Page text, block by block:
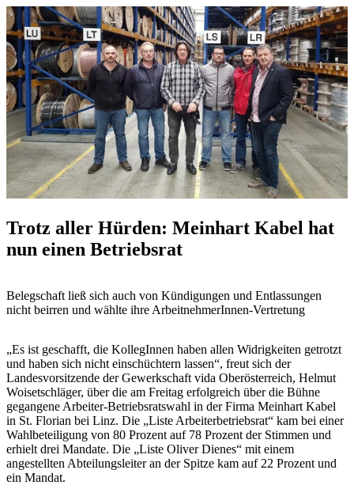
Trotz aller Hürden: Meinhart Kabel hat
nun einen Betriebsrat
Belegschaft ließ sich auch von Kündigungen und Entlassungen
nicht beirren und wählte ihre ArbeitnehmerInnen-Vertretung
„Es ist geschafft, die KollegInnen haben allen Widrigkeiten getrotzt
und haben sich nicht einschüchtern lassen“, freut sich der
Landesvorsitzende der Gewerkschaft vida Oberösterreich, Helmut
Woisetschläger, über die am Freitag erfolgreich über die Bühne
gegangene Arbeiter-Betriebsratswahl in der Firma Meinhart Kabel
in St. Florian bei Linz. Die „Liste Arbeiterbetriebsrat“ kam bei einer
Wahlbeteiligung von 80 Prozent auf 78 Prozent der Stimmen und
erhielt drei Mandate. Die „Liste Oliver Dienes“ mit einem
angestellten Abteilungsleiter an der Spitze kam auf 22 Prozent und
ein Mandat.